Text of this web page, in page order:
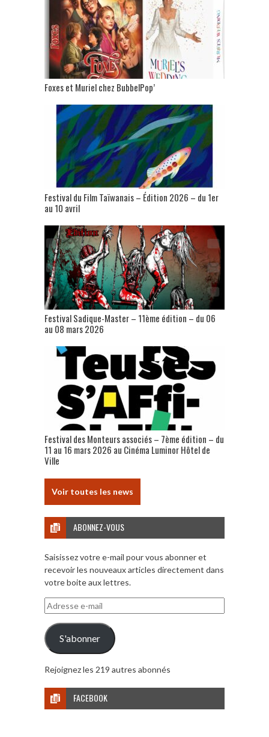
Foxes et Muriel chez BubbelPop’
Festival du Film Taïwanais – Édition 2026 – du 1er
au 10 avril
Festival Sadique-Master – 11ème édition – du 06
au 08 mars 2026
Festival des Monteurs associés – 7ème édition – du
11 au 16 mars 2026 au Cinéma Luminor Hôtel de
Ville
Voir toutes les news
ABONNEZ-VOUS
Saisissez votre e-mail pour vous abonner et
recevoir les nouveaux articles directement dans
votre boite aux lettres.
Adresse
e-
mail
S'abonner
Rejoignez les 219 autres abonnés
FACEBOOK